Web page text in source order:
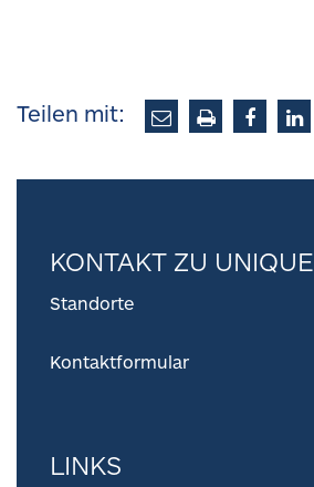
Teilen mit:
KONTAKT ZU UNIQUE
Standorte
Kontaktformular
LINKS